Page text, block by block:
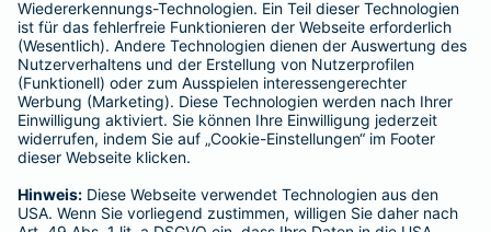
BELIEBTE SEITEN
Kranken-Zusatzversicherung
Tierversicherungen
Haftpflichtversicherung
Hausratversicherung
Adresse ändern